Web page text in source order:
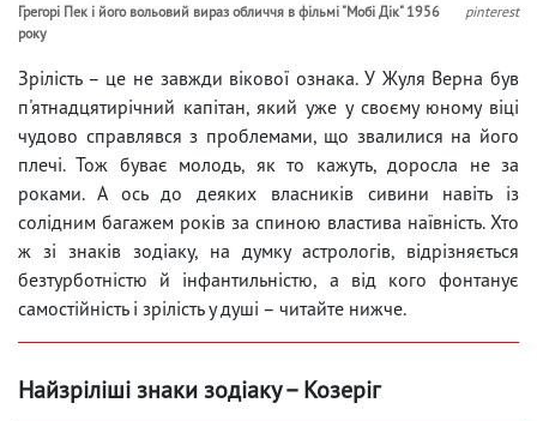
Грегорі Пек і його вольовий вираз обличчя в фільмі "Мобі Дік" 1956
року
pinterest
Зрілість – це не завжди вікової ознака. У Жуля Верна був
п'ятнадцятирічний капітан, який уже у своєму юному віці
чудово справлявся з проблемами, що звалилися на його
плечі. Тож буває молодь, як то кажуть, доросла не за
роками. А ось до деяких власників сивини навіть із
солідним багажем років за спиною властива наївність. Хто
ж зі знаків зодіаку, на думку астрологів, відрізняється
безтурботністю й інфантильністю, а від кого фонтанує
самостійність і зрілість у душі – читайте нижче.
Найзріліші знаки зодіаку – Козеріг